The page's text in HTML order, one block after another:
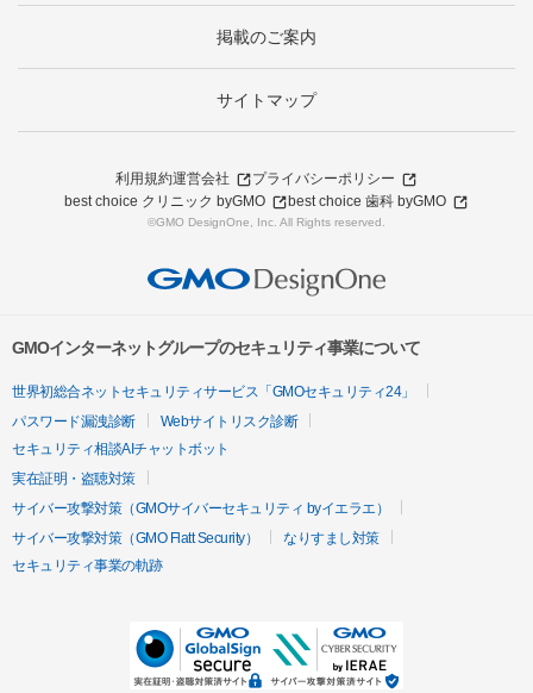
掲載のご案内
サイトマップ
利用規約運営会社
プライバシーポリシー
best choice クリニック byGMO
best choice 歯科 byGMO
©GMO DesignOne, Inc. All Rights reserved.
GMOインターネットグループのセキュリティ事業について
世界初総合ネットセキュリティサービス「GMOセキュリティ24」
パスワード漏洩診断
Webサイトリスク診断
セキュリティ相談AIチャットボット
実在証明・盗聴対策
サイバー攻撃対策（GMOサイバーセキュリティ byイエラエ）
サイバー攻撃対策（GMO Flatt Security）
なりすまし対策
セキュリティ事業の軌跡